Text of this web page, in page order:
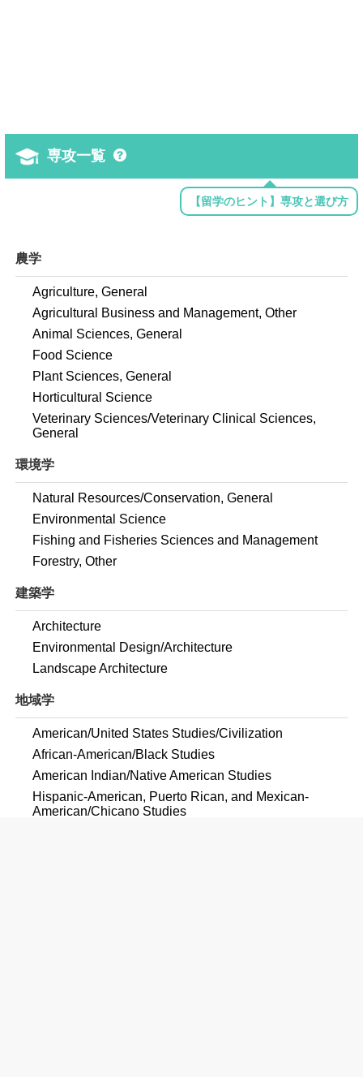
専攻一覧
【留学のヒント】専攻と選び方
農学
Agriculture, General
Agricultural Business and Management, Other
Animal Sciences, General
Food Science
Plant Sciences, General
Horticultural Science
Veterinary Sciences/Veterinary Clinical Sciences,
General
環境学
Natural Resources/Conservation, General
Environmental Science
Fishing and Fisheries Sciences and Management
Forestry, Other
建築学
Architecture
Environmental Design/Architecture
Landscape Architecture
地域学
American/United States Studies/Civilization
African-American/Black Studies
American Indian/Native American Studies
Hispanic-American, Puerto Rican, and Mexican-
American/Chicano Studies